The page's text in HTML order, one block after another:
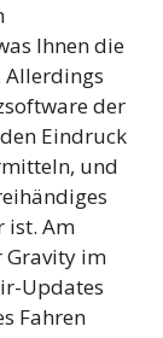
Ihnen die
Allerdings
der
Eindruck
und
ist. Am
Gravity im
Updates
Fahren